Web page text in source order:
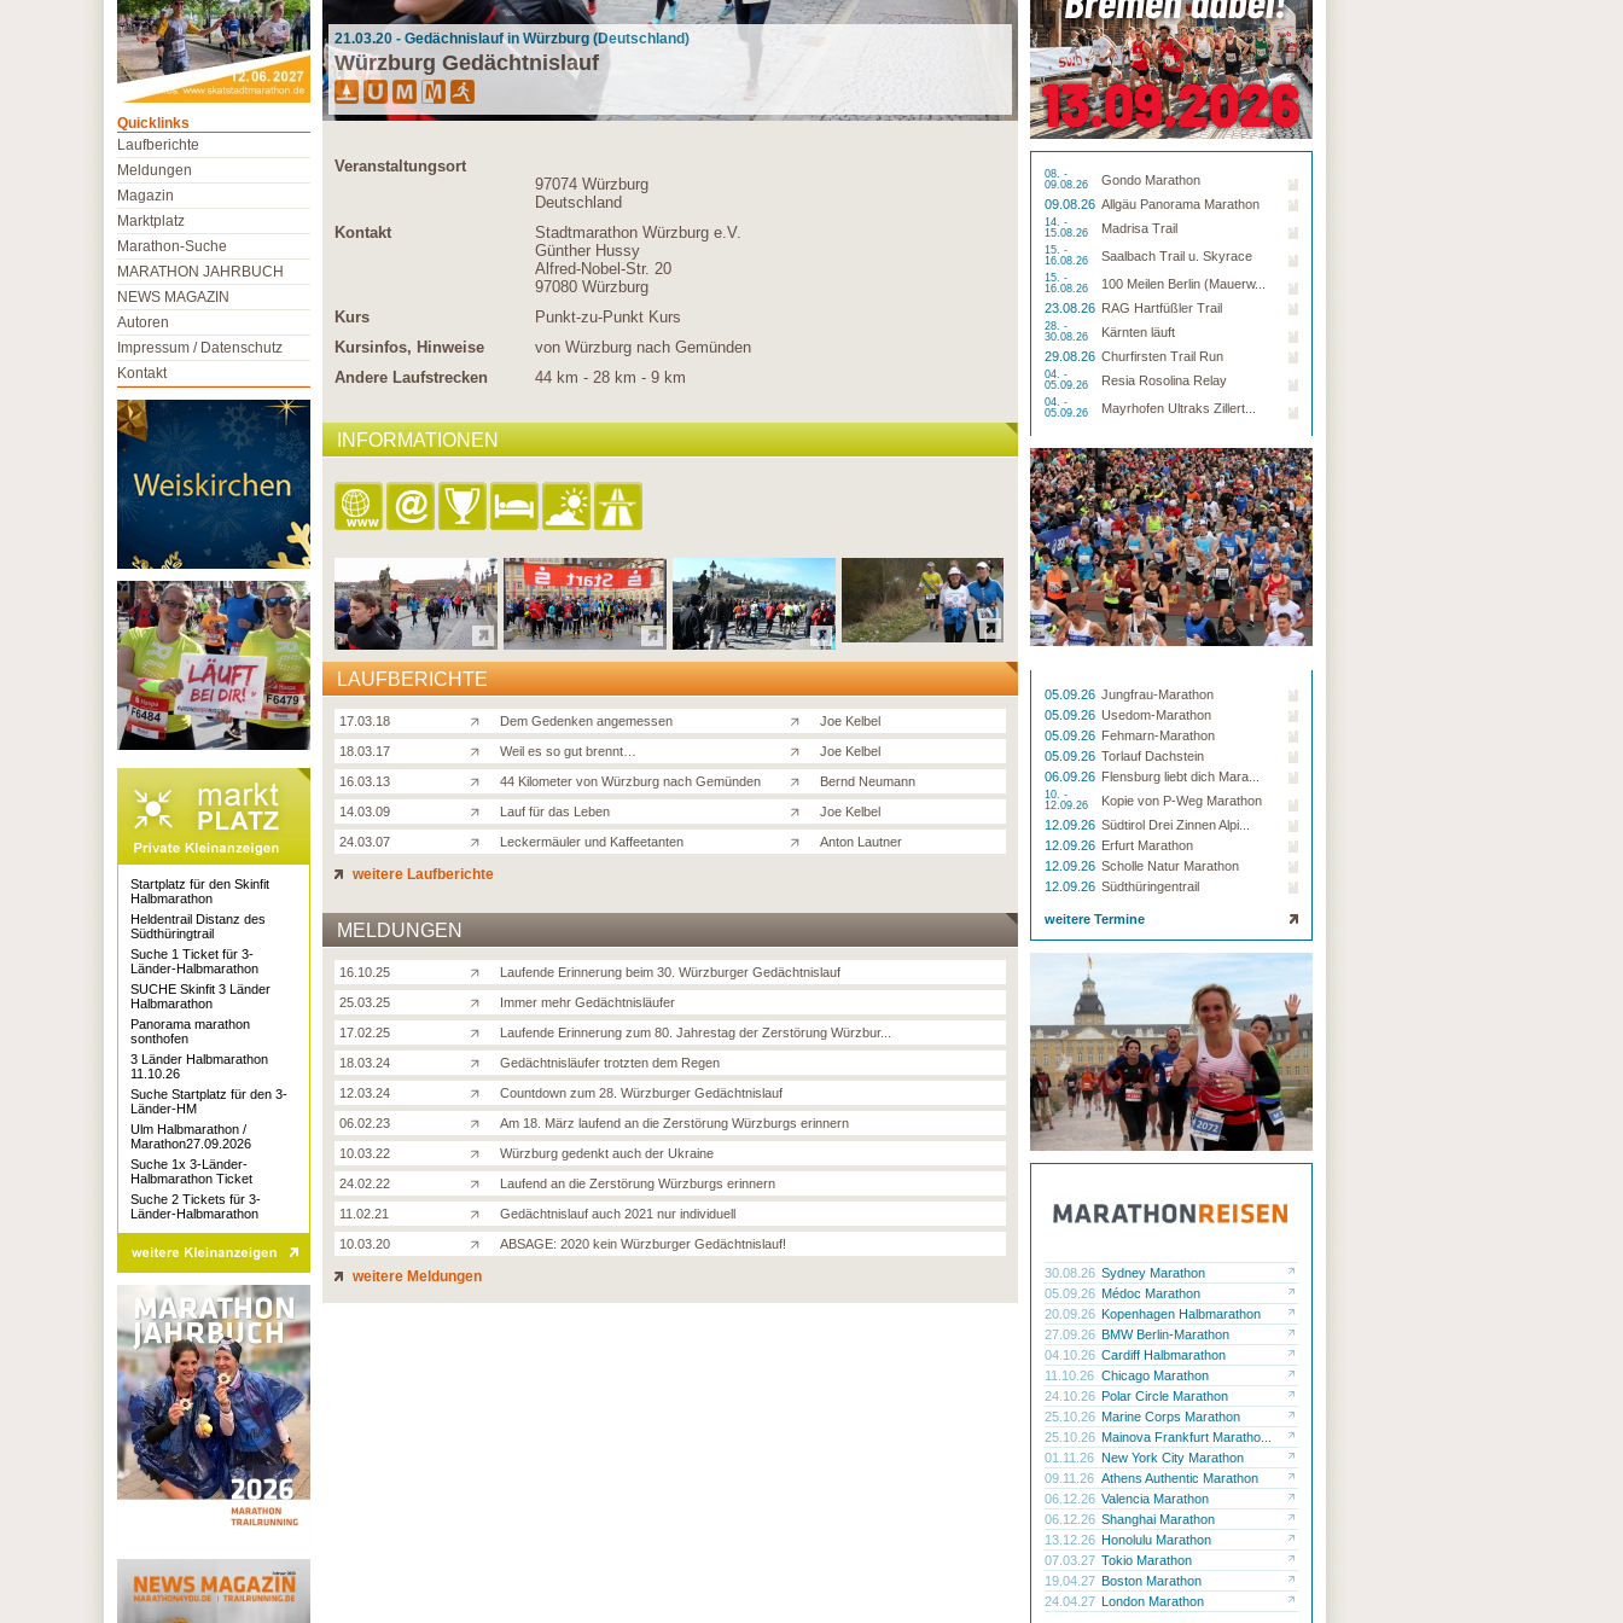
21.03.20 - Gedächnislauf in Würzburg (Deutschland)
Würzburg Gedächtnislauf
Veranstaltungsort
97074 Würzburg
Deutschland
Kontakt
Stadtmarathon Würzburg e.V.
Günther Hussy
Alfred-Nobel-Str. 20
97080 Würzburg
Kurs
Punkt-zu-Punkt Kurs
Kursinfos, Hinweise
von Würzburg nach Gemünden
Andere Laufstrecken
44 km - 28 km - 9 km
INFORMATIONEN
LAUFBERICHTE
17.03.18 Dem Gedenken angemessen Joe Kelbel
18.03.17 Weil es so gut brennt… Joe Kelbel
16.03.13 44 Kilometer von Würzburg nach Gemünden Bernd Neumann
14.03.09 Lauf für das Leben Joe Kelbel
24.03.07 Leckermäuler und Kaffeetanten Anton Lautner
weitere Laufberichte
MELDUNGEN
16.10.25 Laufende Erinnerung beim 30. Würzburger Gedächtnislauf
25.03.25 Immer mehr Gedächtnisläufer
17.02.25 Laufende Erinnerung zum 80. Jahrestag der Zerstörung Würzbur...
18.03.24 Gedächtnisläufer trotzten dem Regen
12.03.24 Countdown zum 28. Würzburger Gedächtnislauf
06.02.23 Am 18. März laufend an die Zerstörung Würzburgs erinnern
10.03.22 Würzburg gedenkt auch der Ukraine
24.02.22 Laufend an die Zerstörung Würzburgs erinnern
11.02.21 Gedächtnislauf auch 2021 nur individuell
10.03.20 ABSAGE: 2020 kein Würzburger Gedächtnislauf!
weitere Meldungen
08. -
09.08.26
Gondo Marathon
09.08.26 Allgäu Panorama Marathon
14. -
15.08.26
Madrisa Trail
15. -
16.08.26
Saalbach Trail u. Skyrace
15. -
16.08.26
100 Meilen Berlin (Mauerw...
23.08.26 RAG Hartfüßler Trail
28. -
30.08.26
Kärnten läuft
29.08.26 Churfirsten Trail Run
04. -
05.09.26
Resia Rosolina Relay
04. -
05.09.26
Mayrhofen Ultraks Zillert...
05.09.26 Jungfrau-Marathon
05.09.26 Usedom-Marathon
05.09.26 Fehmarn-Marathon
05.09.26 Torlauf Dachstein
06.09.26 Flensburg liebt dich Mara...
10. -
12.09.26
Kopie von P-Weg Marathon
12.09.26 Südtirol Drei Zinnen Alpi...
12.09.26 Erfurt Marathon
12.09.26 Scholle Natur Marathon
12.09.26 Südthüringentrail
weitere Termine
30.08.26 Sydney Marathon
05.09.26 Médoc Marathon
20.09.26 Kopenhagen Halbmarathon
27.09.26 BMW Berlin-Marathon
04.10.26 Cardiff Halbmarathon
11.10.26 Chicago Marathon
24.10.26 Polar Circle Marathon
25.10.26 Marine Corps Marathon
25.10.26 Mainova Frankfurt Maratho...
01.11.26 New York City Marathon
09.11.26 Athens Authentic Marathon
06.12.26 Valencia Marathon
06.12.26 Shanghai Marathon
13.12.26 Honolulu Marathon
07.03.27 Tokio Marathon
19.04.27 Boston Marathon
24.04.27 London Marathon
Quicklinks
Laufberichte
Meldungen
Magazin
Marktplatz
Marathon-Suche
MARATHON JAHRBUCH
NEWS MAGAZIN
Autoren
Impressum / Datenschutz
Kontakt
Startplatz für den Skinfit
Halbmarathon
Heldentrail Distanz des
Südthüringtrail
Suche 1 Ticket für 3-
Länder-Halbmarathon
SUCHE Skinfit 3 Länder
Halbmarathon
Panorama marathon
sonthofen
3 Länder Halbmarathon
11.10.26
Suche Startplatz für den 3-
Länder-HM
Ulm Halbmarathon /
Marathon27.09.2026
Suche 1x 3-Länder-
Halbmarathon Ticket
Suche 2 Tickets für 3-
Länder-Halbmarathon